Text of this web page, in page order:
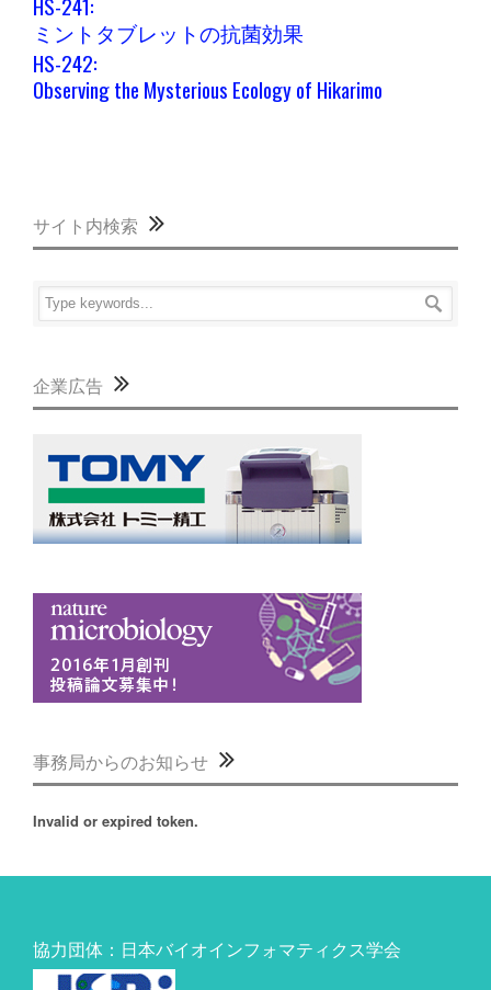
ミントタブレットの抗菌効果
HS-242:
Observing the Mysterious Ecology of Hikarimo
サイト内検索
企業広告
事務局からのお知らせ
Invalid or expired token.
協力団体：日本バイオインフォマティクス学会